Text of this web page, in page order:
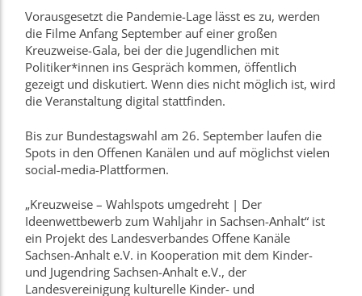
Vorausgesetzt die Pandemie-Lage lässt es zu, werden
die Filme Anfang September auf einer großen
Kreuzweise-Gala, bei der die Jugendlichen mit
Politiker*innen ins Gespräch kommen, öffentlich
gezeigt und diskutiert. Wenn dies nicht möglich ist, wird
die Veranstaltung digital stattfinden.
Bis zur Bundestagswahl am 26. September laufen die
Spots in den Offenen Kanälen und auf möglichst vielen
social-media-Plattformen.
„Kreuzweise – Wahlspots umgedreht | Der
Ideenwettbewerb zum Wahljahr in Sachsen-Anhalt“ ist
ein Projekt des Landesverbandes Offene Kanäle
Sachsen-Anhalt e.V. in Kooperation mit dem Kinder-
und Jugendring Sachsen-Anhalt e.V., der
Landesvereinigung kulturelle Kinder- und